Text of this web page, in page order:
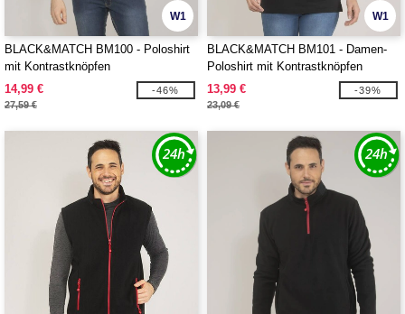
W1
BLACK&MATCH BM100 - Poloshirt
mit Kontrastknöpfen
14,99 €
27,59 €
-46%
W1
BLACK&MATCH BM101 - Damen-
Poloshirt mit Kontrastknöpfen
13,99 €
23,09 €
-39%